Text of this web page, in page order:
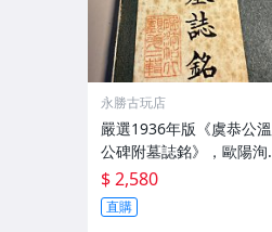
永勝古玩店
嚴選1936年版《虞恭公溫
公碑附墓誌銘》，歐陽洵
親筆手跡，典藏歷史與書
法珍品 唐史研究 碑刻藝術
田中和市版
$ 2,580
直購